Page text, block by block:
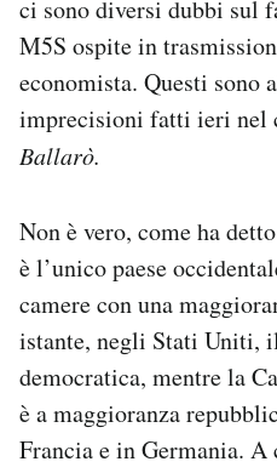
I MIEI PREFERITI
SHOP
CALENDARIO
AREA PERSONALE
Area Personale
Notifiche mobile
Regala il Post
ci sono diversi dubbi sul
M5S ospite in
economista. Questi
imprecisioni fatti ieri nel
Ballarò.
Non è vero, come ha
è l’unico paese
camere con una
istante, negli Stati Uniti,
democratica, mentre la
è a maggioranza
Francia e in Germania.